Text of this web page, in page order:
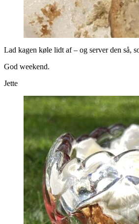
Lad kagen køle lidt af – og server den så,
God weekend.
Jette